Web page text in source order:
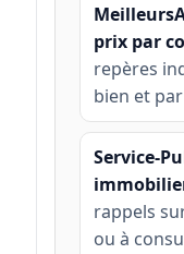
prix par
repères
bien et
Service-
rappels
ou à